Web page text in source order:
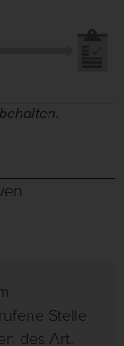
Stelle
des Art.